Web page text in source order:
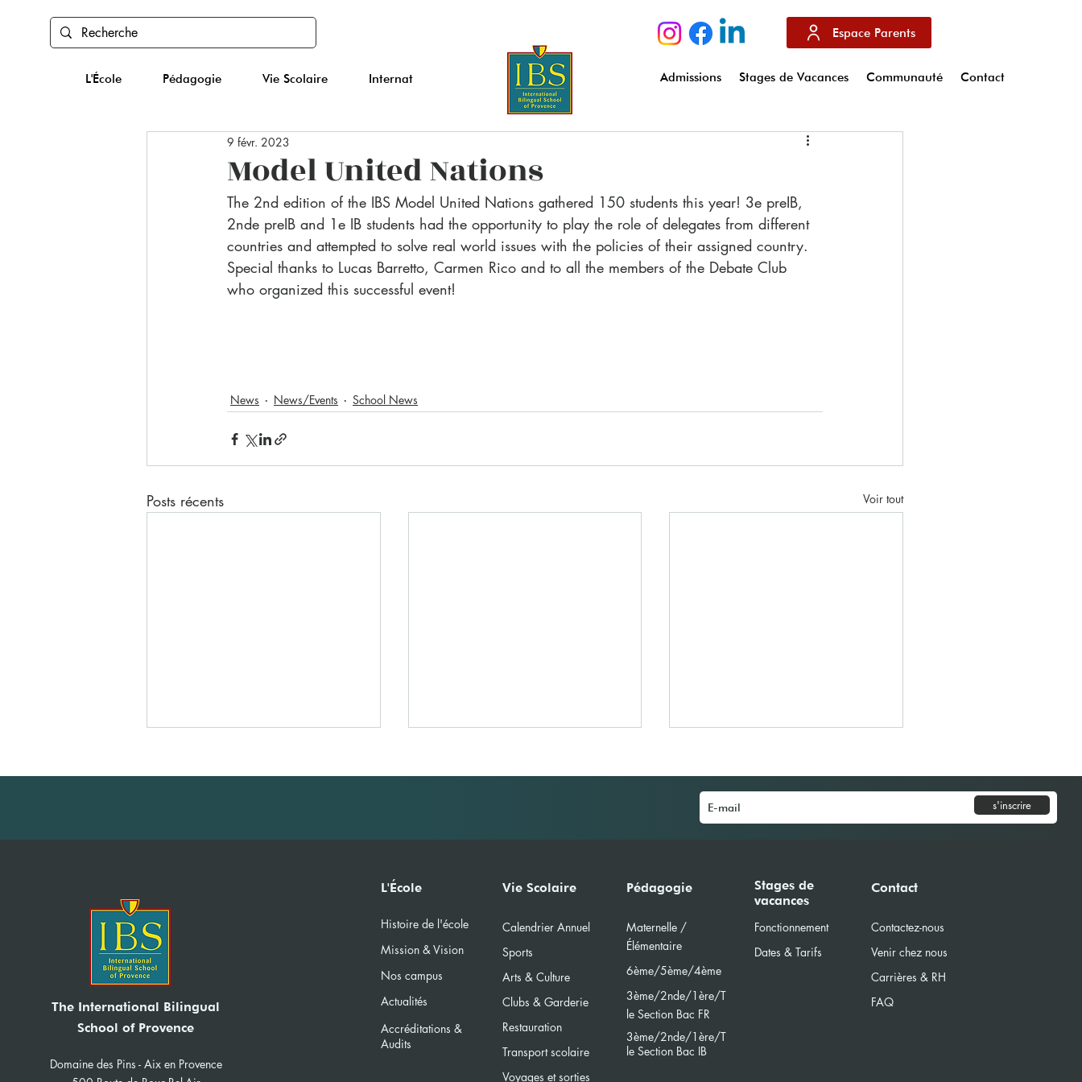
Espace Parents
L'École Pédagogie Vie Scolaire Internat Admissions Stages de Vacances Communauté Contact
Model United Nations
9 févr. 2023
The 2nd edition of the IBS Model United Nations gathered 150 students this year! 3e preIB,
2nde preIB and 1e IB students had the opportunity to play the role of delegates from different
countries and attempted to solve real world issues with the policies of their assigned country.
Special thanks to Lucas Barretto, Carmen Rico and to all the members of the Debate Club
who organized this successful event!
News News/Events School News
Posts récents Voir tout
L'excellence récompensée !
s'inscrire
The International Bilingual
School of Provence
Domaine des Pins - Aix en Provence
L'École
Histoire de l'école
Mission & Vision
Nos campus
Actualités
Accréditations &
Audits
Vie Scolaire
Calendrier Annuel
Sports
Arts & Culture
Clubs & Garderie
Restauration
Transport scolaire
Voyages et sorties
Pédagogie
Maternelle /
Élémentaire
6ème/5ème/4ème
3ème/2nde/1ère/T
le Section Bac FR
3ème/2nde/1ère/T
le Section Bac IB
Stages de
vacances
Fonctionnement
Dates & Tarifs
Contact
Contactez-nous
Venir chez nous
Carrières & RH
FAQ